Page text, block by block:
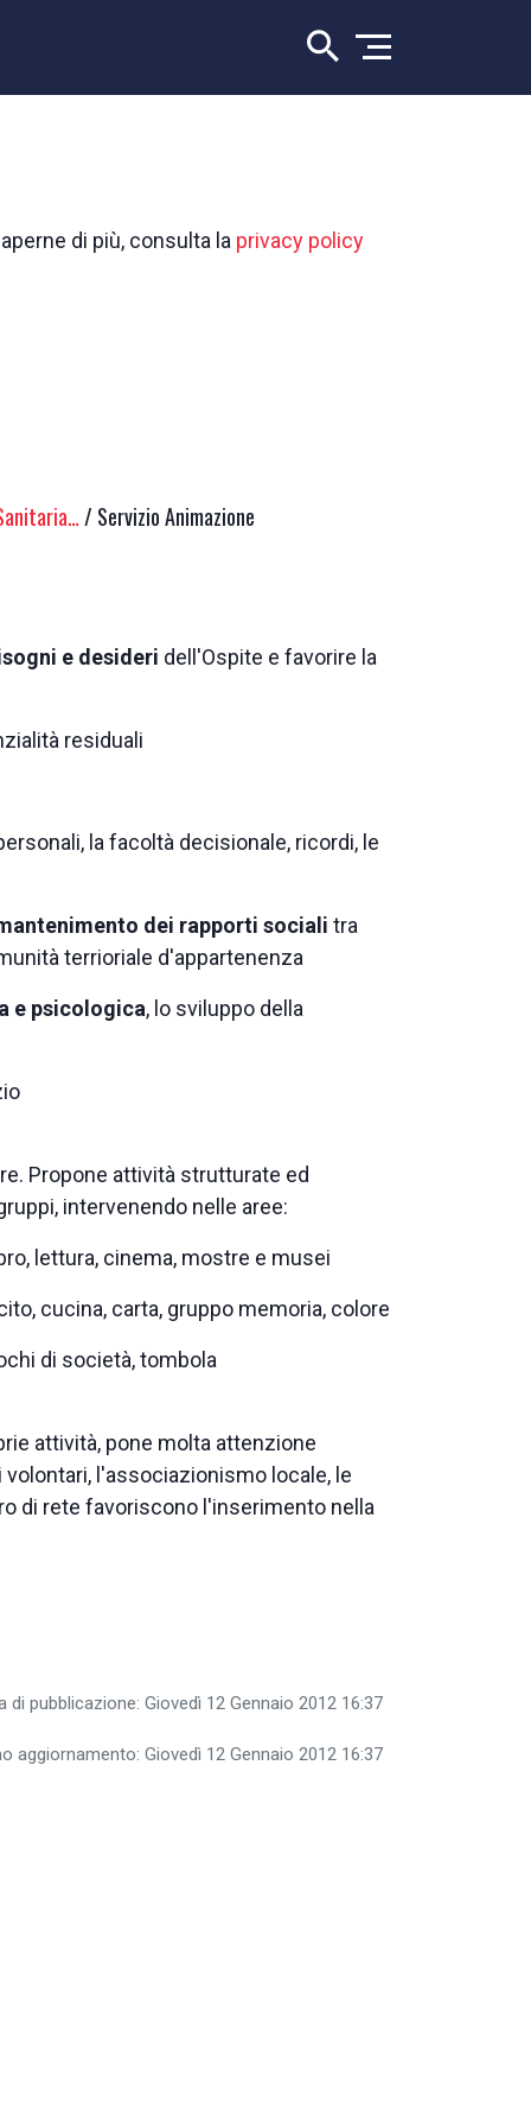
di più, consulta la privacy policy
/ Servizio Animazione
e desideri dell'Ospite e favorire la
residuali
la facoltà decisionale, ricordi, le
dei rapporti sociali tra
terrioriale d'appartenenza
e psicologica, lo sviluppo della
Propone attività strutturate ed
intervenendo nelle aree:
lettura, cinema, mostre e musei
cucina, carta, gruppo memoria, colore
di società, tombola
attività, pone molta attenzione
volontari, l'associazionismo locale, le
di rete favoriscono l'inserimento nella
di pubblicazione: Giovedì 12 Gennaio 2012 16:37
aggiornamento: Giovedì 12 Gennaio 2012 16:37